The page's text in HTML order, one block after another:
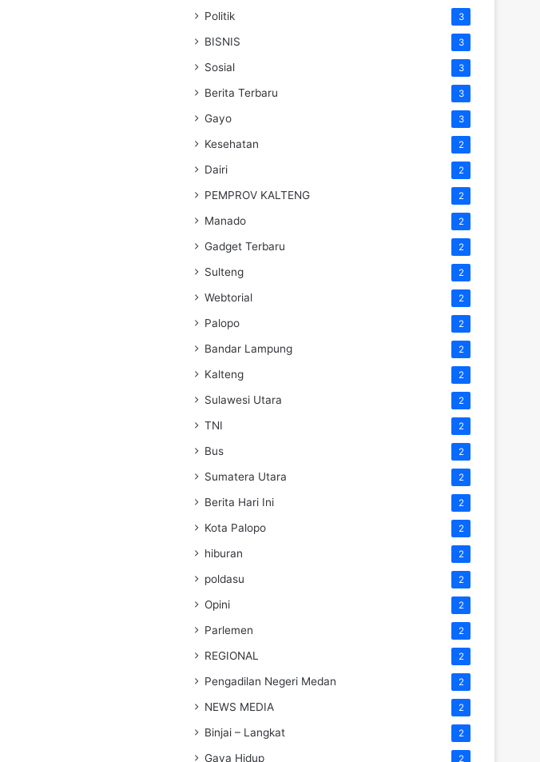
Politik 3
BISNIS 3
Sosial 3
Berita Terbaru 3
Gayo 3
Kesehatan 2
Dairi 2
PEMPROV KALTENG 2
Manado 2
Gadget Terbaru 2
Sulteng 2
Webtorial 2
Palopo 2
Bandar Lampung 2
Kalteng 2
Sulawesi Utara 2
TNI 2
Bus 2
Sumatera Utara 2
Berita Hari Ini 2
Kota Palopo 2
hiburan 2
poldasu 2
Opini 2
Parlemen 2
REGIONAL 2
Pengadilan Negeri Medan 2
NEWS MEDIA 2
Binjai – Langkat 2
Gaya Hidup 2